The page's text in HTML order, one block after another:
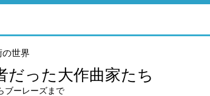
オープ
申込方
おすすめ
講師メ
広報誌
よくい
世界
だった大作曲家たち
ブーレーズまで